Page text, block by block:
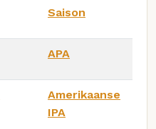
Saison
APA
Amerikaanse
IPA